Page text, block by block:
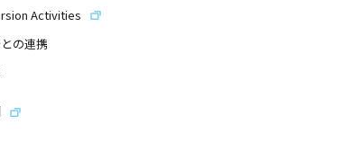
Activities
の連携